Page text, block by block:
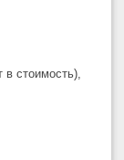
в стоимость),